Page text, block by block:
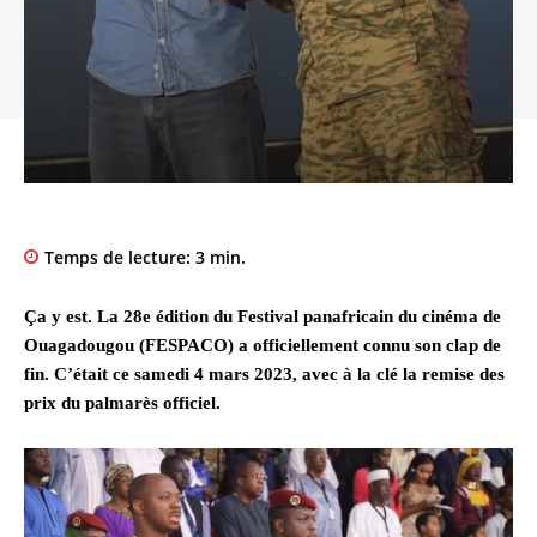
Temps de lecture: 3 min.
Ça y est. La 28e édition du Festival panafricain du cinéma de
Ouagadougou (FESPACO) a officiellement connu son clap de
fin. C’était ce samedi 4 mars 2023, avec à la clé la remise des
prix du palmarès officiel.